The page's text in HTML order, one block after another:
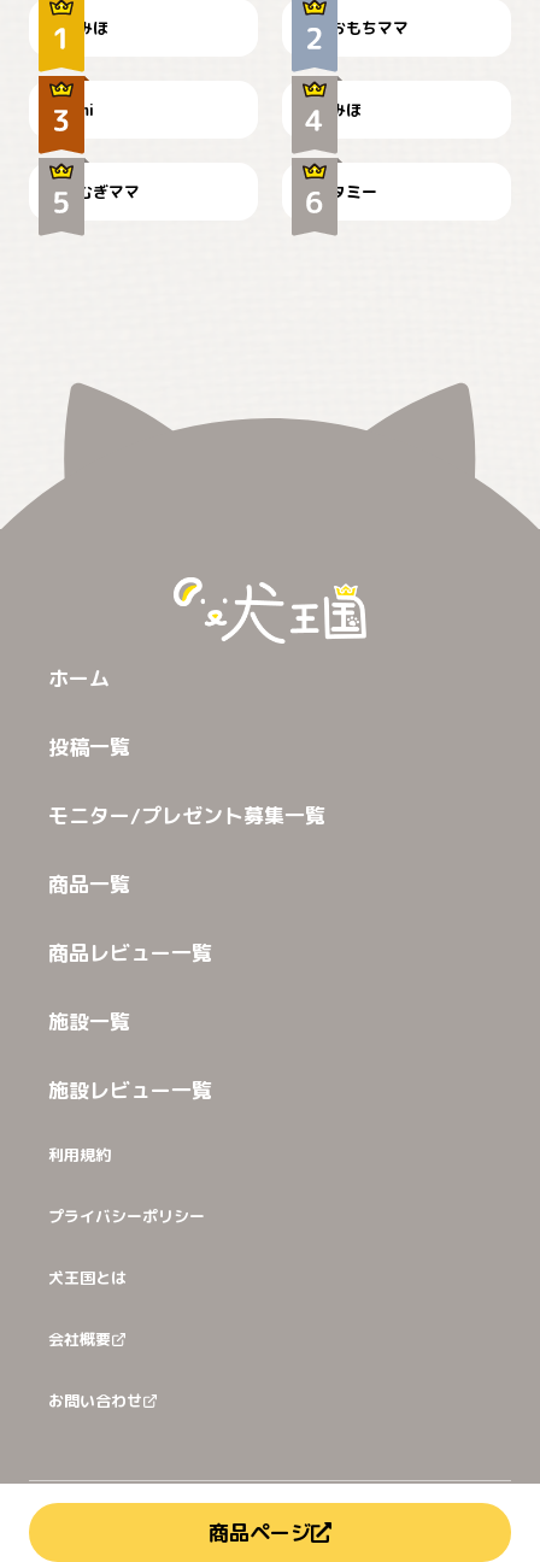
みほ おもちママ
可愛い？
mi
見てるぞぉ
みほ
🌻とむぎ！
むぎママ
ドーベルマンのお友達邸に
て
タミー
商品ページ
ホーム
投稿一覧
モニター/プレゼント募集一覧
商品一覧
商品レビュー一覧
施設一覧
施設レビュー一覧
利用規約
プライバシーポリシー
犬王国とは
会社概要
お問い合わせ
2026犬猫王国株式会社